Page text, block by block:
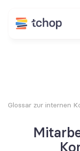
Glossar zur internen